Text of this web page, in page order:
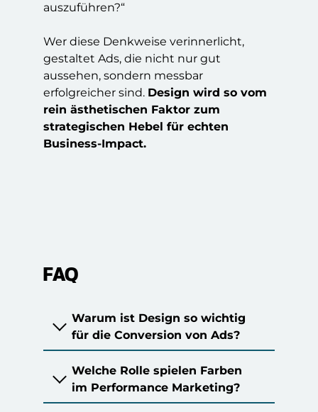
auszuführen?“
Wer diese Denkweise verinnerlicht,
gestaltet Ads, die nicht nur gut
aussehen, sondern messbar
erfolgreicher sind. Design wird so vom
rein ästhetischen Faktor zum
strategischen Hebel für echten
Business-Impact.
FAQ
Warum ist Design so wichtig
für die Conversion von Ads?
Welche Rolle spielen Farben
im Performance Marketing?